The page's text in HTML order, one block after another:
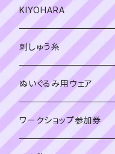
オレンジ系
黒・グレー系
オレンジ系
KIYOHARA
刺しゅう糸
COSMO 25番刺しゅう糸
ぬいぐるみ用ウェア
ワークショップ参加券